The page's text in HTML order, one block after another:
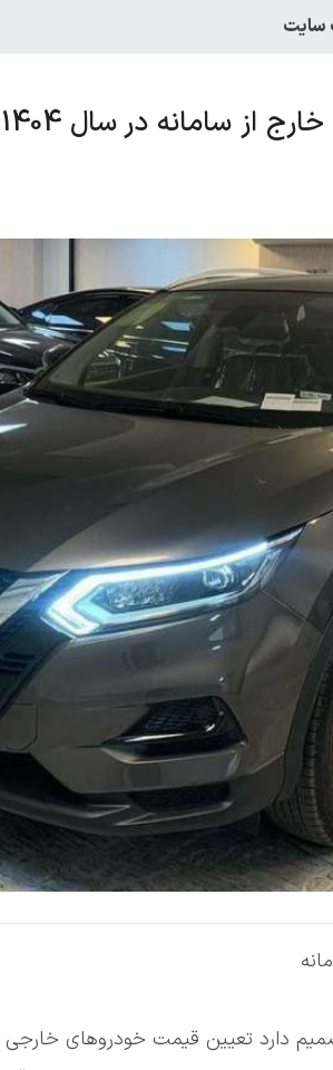
سایت
از سامانه در سال 1404